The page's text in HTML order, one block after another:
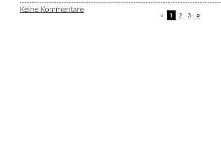
Keine Kommentare
« 1 2 3 »